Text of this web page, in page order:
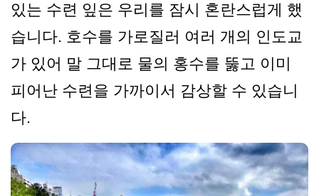
있는 수련 잎은 우리를 잠시 혼란스럽게 했
습니다. 호수를 가로질러 여러 개의 인도교
가 있어 말 그대로 물의 홍수를 뚫고 이미
피어난 수련을 가까이서 감상할 수 있습니
다.